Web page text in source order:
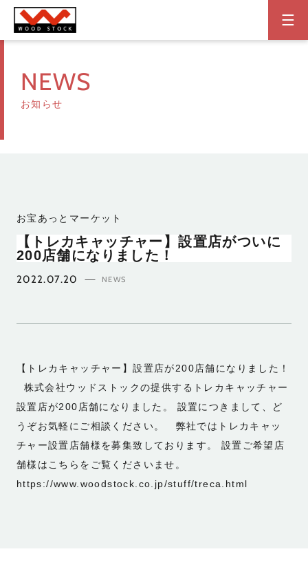
NEWS
お知らせ
お宝あっとマーケット
【トレカキャッチャー】設置店がついに
200店舗になりました！
2022.07.20 NEWS
【トレカキャッチャー】設置店が200店舗になりました！
株式会社ウッドストックの提供するトレカキャッチャー
設置店が200店舗になりました。 設置につきまして、ど
うぞお気軽にご相談ください。 弊社ではトレカキャッ
チャー設置店舗様を募集致しております。 設置ご希望店
舗様はこちらをご覧くださいませ。
https://www.woodstock.co.jp/stuff/treca.html